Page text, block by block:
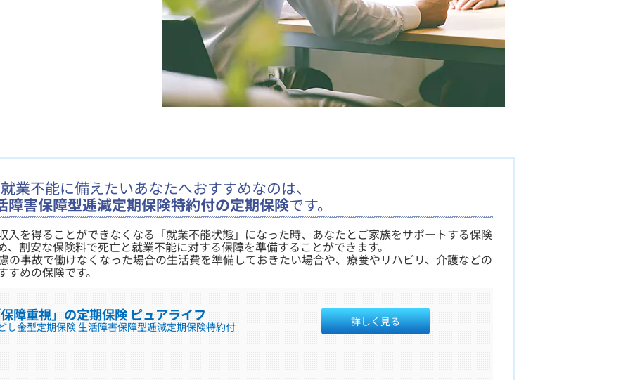
​就業不能に備えたいあなたへおすすめなのは、
障害保障型逓減定期保険特約付の定期保険です。
入を得ることができなくなる「就業不能状態」になった時、あなたとご家族をサポートする保険
割安な保険料で死亡と就業不能に対する保障を準備することができます。
の事故で働けなくなった場合の生活費を準備しておきたい場合や、療養やリハビリ、介護などの
めの保険です。
障重視」の定期保険 ピュアライフ
し金型定期保険 生活障害保障型逓減定期保険特約付 詳しく見る